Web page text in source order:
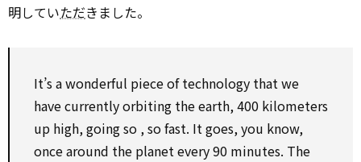
明していただきました。
It’s a wonderful piece of technology that we
havecurrentlyorbiting the earth, 400 kilometers
up high, goingso , sofast. It goes, you know,
oncearound the planet every 90 minutes. The